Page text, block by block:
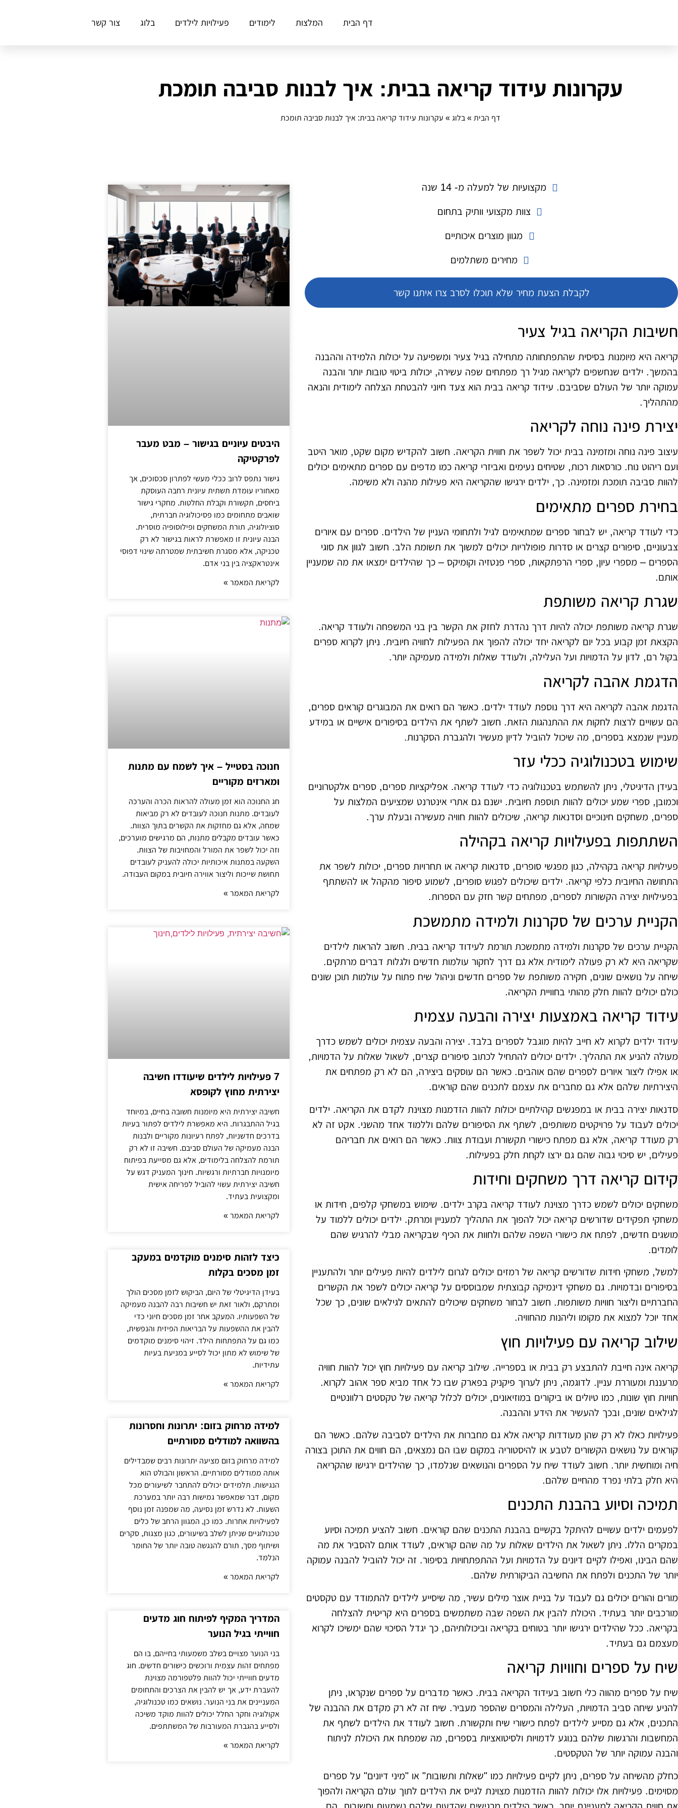
דף הבית המלצות לימודים פעילויות לילדים בלוג צור קשר
עקרונות עידוד קריאה בבית: איך לבנות סביבה תומכת
דף הבית » בלוג » עקרונות עידוד קריאה בבית: איך לבנות סביבה תומכת
מקצועיות של למעלה מ- 14 שנה
צוות מקצועי וותיק בתחום
מגוון מוצרים איכותיים
מחירים משתלמים
לקבלת הצעת מחיר שלא תוכלו לסרב צרו איתנו קשר
חשיבות הקריאה בגיל צעיר
קריאה היא מיומנות בסיסית שהתפתחותה מתחילה בגיל צעיר ומשפיעה על יכולות הלמידה וההבנה
בהמשך. ילדים שנחשפים לקריאה מגיל רך מפתחים שפה עשירה, יכולות ביטוי טובות יותר והבנה
עמוקה יותר של העולם שסביבם. עידוד קריאה בבית הוא צעד חיוני להבטחת הצלחה לימודית והנאה
מהתהליך.
יצירת פינה נוחה לקריאה
עיצוב פינה נוחה ומזמינה בבית יכול לשפר את חווית הקריאה. חשוב להקדיש מקום שקט, מואר היטב
ועם ריהוט נוח. כורסאות רכות, שטיחים נעימים ואביזרי קריאה כמו מדפים עם ספרים מתאימים יכולים
להוות סביבה תומכת ומזמינה. כך, ילדים ירגישו שהקריאה היא פעילות מהנה ולא משימה.
בחירת ספרים מתאימים
כדי לעודד קריאה, יש לבחור ספרים שמתאימים לגיל ולתחומי העניין של הילדים. ספרים עם איורים
צבעוניים, סיפורים קצרים או סדרות פופולריות יכולים למשוך את תשומת הלב. חשוב לגוון את סוגי
הספרים – מספרי עיון, ספרי הרפתקאות, ספרי פנטזיה וקומיקס – כך שהילדים ימצאו את מה שמעניין
אותם.
שגרת קריאה משותפת
שגרת קריאה משותפת יכולה להיות דרך נהדרת לחזק את הקשר בין בני המשפחה ולעודד קריאה.
הקצאת זמן קבוע בכל יום לקריאה יחד יכולה להפוך את הפעילות לחוויה חיובית. ניתן לקרוא ספרים
בקול רם, לדון על הדמויות ועל העלילה, ולעודד שאלות ולמידה מעמיקה יותר.
הדגמת אהבה לקריאה
הדגמת אהבה לקריאה היא דרך נוספת לעודד ילדים. כאשר הם רואים את המבוגרים קוראים ספרים,
הם עשויים לרצות לחקות את ההתנהגות הזאת. חשוב לשתף את הילדים בסיפורים אישיים או במידע
מעניין שנמצא בספרים, מה שיכול להוביל לדיון מעשיר ולהגברת הסקרנות.
שימוש בטכנולוגיה ככלי עזר
בעידן הדיגיטלי, ניתן להשתמש בטכנולוגיה כדי לעודד קריאה. אפליקציות ספרים, ספרים אלקטרוניים
וכמובן, ספרי שמע יכולים להוות תוספת חיובית. ישנם גם אתרי אינטרנט שמציעים המלצות על
ספרים, משחקים חינוכיים וסדנאות קריאה, שיכולים להוות חוויה מעשירה ובעלת ערך.
השתתפות בפעילויות קריאה בקהילה
פעילויות קריאה בקהילה, כגון מפגשי סופרים, סדנאות קריאה או תחרויות ספרים, יכולות לשפר את
התחושה החיובית כלפי קריאה. ילדים שיכולים לפגוש סופרים, לשמוע סיפור מהקהל או להשתתף
בפעילויות יצירה הקשורות לספרים, מפתחים קשר חזק עם הספרות.
הקניית ערכים של סקרנות ולמידה מתמשכת
הקניית ערכים של סקרנות ולמידה מתמשכת תורמת לעידוד קריאה בבית. חשוב להראות לילדים
שקריאה היא לא רק פעולה לימודית אלא גם דרך לחקור עולמות חדשים ולגלות דברים מרתקים.
שיחה על נושאים שונים, חקירה משותפת של ספרים חדשים וניהול שיח פתוח על עולמות תוכן שונים
כולם יכולים להוות חלק מהותי בחוויית הקריאה.
עידוד קריאה באמצעות יצירה והבעה עצמית
עידוד ילדים לקרוא לא חייב להיות מוגבל לספרים בלבד. יצירה והבעה עצמית יכולים לשמש כדרך
מעולה להניע את התהליך. ילדים יכולים להתחיל לכתוב סיפורים קצרים, לשאול שאלות על הדמויות,
או אפילו ליצור איורים לספרים שהם אוהבים. כאשר הם עוסקים ביצירה, הם לא רק מפתחים את
היצירתיות שלהם אלא גם מחברים את עצמם לתכנים שהם קוראים.
סדנאות יצירה בבית או במפגשים קהילתיים יכולות להוות הזדמנות מצוינת לקדם את הקריאה. ילדים
יכולים לעבוד על פרויקטים משותפים, לשתף את הסיפורים שלהם וללמוד אחד מהשני. אקט זה לא
רק מעודד קריאה, אלא גם מפתח כישורי תקשורת ועבודת צוות. כאשר הם רואים את חבריהם
פעילים, יש סיכוי גבוה שהם גם ירצו לקחת חלק בפעילות.
קידום קריאה דרך משחקים וחידות
משחקים יכולים לשמש כדרך מצוינת לעודד קריאה בקרב ילדים. שימוש במשחקי קלפים, חידות או
משחקי תפקידים שדורשים קריאה יכול להפוך את התהליך למעניין ומרתק. ילדים יכולים ללמוד על
מושגים חדשים, לפתח את כישורי השפה שלהם ולחוות את הכיף שבקריאה מבלי להרגיש שהם
לומדים.
למשל, משחקי חידות שדורשים קריאה של רמזים יכולים לגרום לילדים להיות פעילים יותר ולהתעניין
בסיפורים ובדמויות. גם משחקי דינמיקה קבוצתית שמבוססים על קריאה יכולים לשפר את הקשרים
החברתיים וליצור חוויות משותפות. חשוב לבחור משחקים שיכולים להתאים לגילאים שונים, כך שכל
אחד יוכל למצוא את מקומו וליהנות מהחוויה.
שילוב קריאה עם פעילויות חוץ
קריאה אינה חייבת להתבצע רק בבית או בספרייה. שילוב קריאה עם פעילויות חוץ יכול להוות חוויה
מרעננת ומעוררת עניין. לדוגמה, ניתן לערוך פיקניק בפארק שבו כל אחד מביא ספר אהוב לקרוא.
חוויות חוץ שונות, כמו טיולים או ביקורים במוזיאונים, יכולים לכלול קריאה של טקסטים רלוונטיים
לגילאים שונים, ובכך להעשיר את הידע וההבנה.
פעילויות כאלו לא רק שהן מעודדות קריאה אלא גם מחברות את הילדים לסביבה שלהם. כאשר הם
קוראים על נושאים הקשורים לטבע או להיסטוריה במקום שבו הם נמצאים, הם חווים את התוכן בצורה
חיה ומוחשית יותר. חשוב לעודד שיח על הספרים והנושאים שנלמדו, כך שהילדים ירגישו שהקריאה
היא חלק בלתי נפרד מהחיים שלהם.
תמיכה וסיוע בהבנת התכנים
לפעמים ילדים עשויים להיתקל בקשיים בהבנת התכנים שהם קוראים. חשוב להציע תמיכה וסיוע
במקרים הללו. ניתן לשאול את הילדים שאלות על מה שהם קוראים, לעודד אותם להסביר את מה
שהם הבינו, ואפילו לקיים דיונים על הדמויות ועל ההתפתחויות בסיפור. זה יכול להוביל להבנה עמוקה
יותר של התכנים ולפתח את החשיבה הביקורתית שלהם.
מורים והורים יכולים גם לעבוד על בניית אוצר מילים עשיר, מה שיסייע לילדים להתמודד עם טקסטים
מורכבים יותר בעתיד. היכולת להבין את השפה שבה משתמשים בספרים היא קריטית להצלחה
בקריאה. ככל שהילדים ירגישו יותר בטוחים בקריאה וביכולותיהם, כך יגדל הסיכוי שהם ימשיכו לקרוא
מעצמם גם בעתיד.
שיח על ספרים וחוויות קריאה
שיח על ספרים מהווה כלי חשוב בעידוד הקריאה בבית. כאשר מדברים על ספרים שנקראו, ניתן
להניע שיחה סביב הדמויות, העלילה והמסרים שהספר מעביר. שיח זה לא רק מקדם את ההבנה של
התכנים, אלא גם מסייע לילדים לפתח כישורי שיח ותקשורת. חשוב לעודד את הילדים לשתף את
המחשבות והרגשות שלהם בנוגע לדמויות ולסיטואציות בספרים, מה שמפתח את היכולת לניתוח
והבנה עמוקה יותר של הטקסטים.
כחלק מהשיחה על ספרים, ניתן לקיים פעילויות כמו "שאלות ותשובות" או "מיני דיונים" על ספרים
מסוימים. פעילויות אלו יכולות להוות הזדמנות מצוינת לגייס את הילדים לתוך עולם הקריאה ולהפוך
היבטים עיוניים בגישור – מבט מעבר
לפרקטיקה
גישור נתפס לרוב ככלי מעשי לפתרון סכסוכים, אך
מאחוריו עומדת תשתית עיונית רחבה העוסקת
ביחסים, תקשורת וקבלת החלטות. מחקרי גישור
שואבים מתחומים כמו פסיכולוגיה חברתית,
סוציולוגיה, תורת המשחקים ופילוסופיה מוסרית.
הבנה עיונית זו מאפשרת לראות בגישור לא רק
טכניקה, אלא מסגרת חשיבתית שמטרתה שינוי דפוסי
אינטראקציה בין בני אדם.
לקריאת המאמר »
חנוכה בסטייל – איך לשמח עם מתנות
ומארזים מקוריים
חג החנוכה הוא זמן מעולה להראות הכרה והערכה
לעובדים. מתנות חנוכה לעובדים לא רק מביאות
שמחה, אלא גם מחזקות את הקשרים בתוך הצוות.
כאשר עובדים מקבלים מתנות, הם מרגישים מוערכים,
וזה יכול לשפר את המורל והמחויבות של הצוות.
השקעה במתנות איכותיות יכולה להעניק לעובדים
תחושת שייכות וליצור אווירה חיובית במקום העבודה.
לקריאת המאמר »
7 פעילויות לילדים שיעודדו חשיבה
יצירתית מחוץ לקופסא
חשיבה יצירתית היא מיומנות חשובה בחיים, במיוחד
בגיל ההתבגרות. היא מאפשרת לילדים לפתור בעיות
בדרכים חדשניות, לפתח רעיונות מקוריים ולבנות
הבנה מעמיקה של העולם סביבם. חשיבה זו לא רק
תורמת להצלחה בלימודים, אלא גם מסייעת בפיתוח
מיומנויות חברתיות ורגשיות. חינוך המעניק דגש על
חשיבה יצירתית עשוי להוביל לפריחה אישית
ומקצועית בעתיד.
לקריאת המאמר »
כיצד לזהות סימנים מוקדמים במעקב
זמן מסכים בקלות
בעידן הדיגיטלי של היום, הביקוש לזמן מסכים הולך
ומתרקם, ולאור זאת יש חשיבות רבה להבנה מעמיקה
של השפעותיו. המעקב אחר זמן מסכים חיוני כדי
להבין את ההשפעות על הבריאות הפיזית והנפשית,
כמו גם על התפתחות הילד. זיהוי סימנים מוקדמים
של שימוש לא מתון יכול לסייע במניעת בעיות
עתידיות.
לקריאת המאמר »
למידה מרחוק בזום: יתרונות וחסרונות
בהשוואה למודלים מסורתיים
למידה מרחוק בזום מציעה יתרונות רבים שמבדילים
אותה ממודלים מסורתיים. הראשון והבולט הוא
הנגישות. תלמידים יכולים להתחבר לשיעורים מכל
מקום, דבר שמאפשר גמישות רבה יותר במערכת
השעות. לא נדרש זמן נסיעה, מה שמפנה זמן נוסף
לפעילויות אחרות. כמו כן, המגוון הרחב של כלים
טכנולוגיים שניתן לשלב בשיעורים, כגון מצגות, סקרים
ושיתוף מסך, תורם להנגשה טובה יותר של החומר
הנלמד.
לקריאת המאמר »
המדריך המקיף לפיתוח חוג מדעים
חווייתי בגיל הנוער
בני הנוער מצויים בשלב משמעותי בחייהם, בו הם
מפתחים זהות עצמית ורוכשים כישורים חדשים. חוג
מדעים חווייתי יכול להוות פלטפורמה מצוינת
להעברת ידע, אך יש להבין את הצרכים והתחומים
המעניינים את בני הנוער. נושאים כמו טכנולוגיה,
אקולוגיה וחקר החלל יכולים להוות מוקד משיכה
ולסייע בהגברת המעורבות של המשתתפים.
לקריאת המאמר »